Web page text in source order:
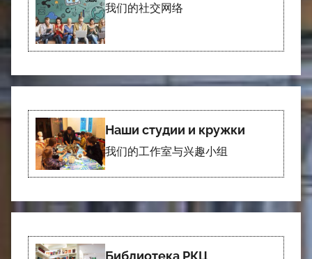
我们的社交网络
Наши студии и кружки
我们的工作室与兴趣小组